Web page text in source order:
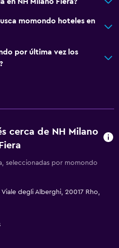
momondo hoteles en
por última vez los
cerca de NH Milano
seleccionadas por momondo
degli Alberghi, 20017 Rho,